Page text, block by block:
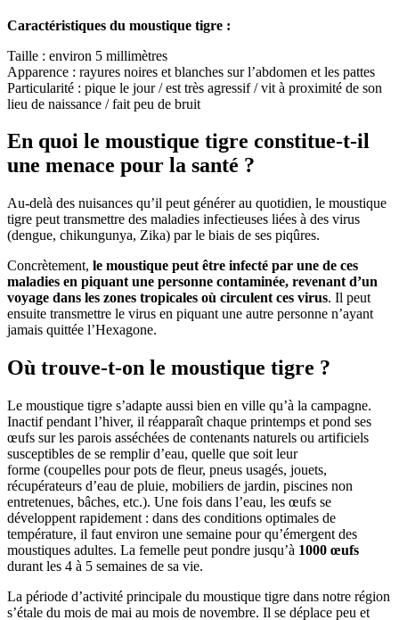
Caractéristiques du moustique tigre :
Taille : environ 5 millimètres
Apparence : rayures noires et blanches sur l’abdomen et les pattes
Particularité : pique le jour / est très agressif / vit à proximité de son
lieu de naissance / fait peu de bruit
En quoi le moustique tigre constitue-t-il
une menace pour la santé ?
Au-delà des nuisances qu’il peut générer au quotidien, le moustique
tigre peut transmettre des maladies infectieuses liées à des virus
(dengue, chikungunya, Zika) par le biais de ses piqûres.
Concrètement, le moustique peut être infecté par une de ces
maladies en piquant une personne contaminée, revenant d’un
voyage dans les zones tropicales où circulent ces virus. Il peut
ensuite transmettre le virus en piquant une autre personne n’ayant
jamais quittée l’Hexagone.
Où trouve-t-on le moustique tigre ?
Le moustique tigre s’adapte aussi bien en ville qu’à la campagne.
Inactif pendant l’hiver, il réapparaît chaque printemps et pond ses
œufs sur les parois asséchées de contenants naturels ou artificiels
susceptibles de se remplir d’eau, quelle que soit leur
forme (coupelles pour pots de fleur, pneus usagés, jouets,
récupérateurs d’eau de pluie, mobiliers de jardin, piscines non
entretenues, bâches, etc.). Une fois dans l’eau, les œufs se
développent rapidement : dans des conditions optimales de
température, il faut environ une semaine pour qu’émergent des
moustiques adultes. La femelle peut pondre jusqu’à 1000 œufs
durant les 4 à 5 semaines de sa vie.
La période d’activité principale du moustique tigre dans notre région
s’étale du mois de mai au mois de novembre. Il se déplace peu et